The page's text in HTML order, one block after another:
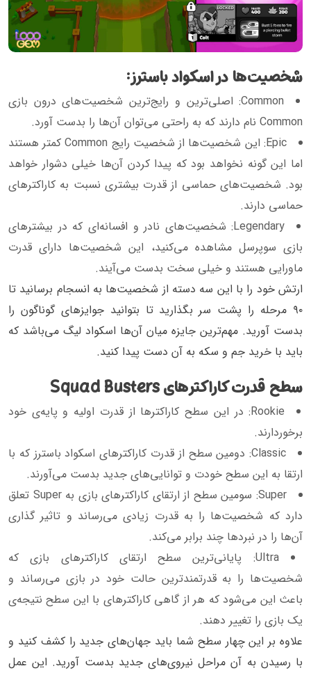
شخصیت‌ها در اسکواد باسترز:
Common: اصلی‌ترین و رایج‌ترین شخصیت‌های درون بازی
Common نام دارند که به راحتی می‌توان آن‌ها را بدست آورد.
Epic: این شخصیت‌ها از شخصیت رایج Common کمتر هستند
اما این گونه نخواهد بود که پیدا کردن آن‌ها خیلی دشوار خواهد
بود. شخصیت‌های حماسی از قدرت بیشتری نسبت به کاراکتر‌های
حماسی دارند.
Legendary: شخصیت‌های نادر و افسانه‌ای که در بیشتر‌های
بازی سوپرسل مشاهده می‌کنید، این شخصیت‌ها دارای قدرت
ماورایی هستند و خیلی سخت بدست می‌آیند.
ارتش خود را با این سه دسته از شخصیت‌ها به انسجام برسانید تا
۹۰ مرحله را پشت سر بگذارید تا بتوانید جوایز‌های گوناگون را
بدست آورید. مهم‌ترین جایزه میان آن‌ها اسکواد لیگ می‌باشد که
باید با خرید جم و سکه به آن دست پیدا کنید.
سطح قدرت کاراکتر‌های Squad Busters
Rookie: در این سطح کاراکتر‌ها از قدرت اولیه و پایه‌ی خود
برخوردارند.
Classic: دومین سطح از قدرت کاراکتر‌های اسکواد باسترز که با
ارتقا به این سطح خودت و توانایی‌های جدید بدست می‌آورند.
Super: سومین سطح از ارتقا‌ی کاراکتر‌های بازی به Super تعلق
دارد که شخصیت‌ها را به قدرت زیادی می‌رساند و تاثیر گذاری
آن‌ها را در نبردها چند برابر می‌کند.
Ultra: پایانی‌ترین سطح ارتقای کاراکتر‌های بازی که
شخصیت‌ها را به قدرتمندترین حالت خود در بازی می‌رساند و
باعث این می‌شود که هر از گاهی کاراکتر‌های با این سطح نتیجه‌ی
یک بازی را تغییر دهند.
علاوه بر این چهار سطح شما باید جهان‌های جدید را کشف کنید و
با رسیدن به آن مراحل نیروی‌های جدید بدست آورید. این عمل